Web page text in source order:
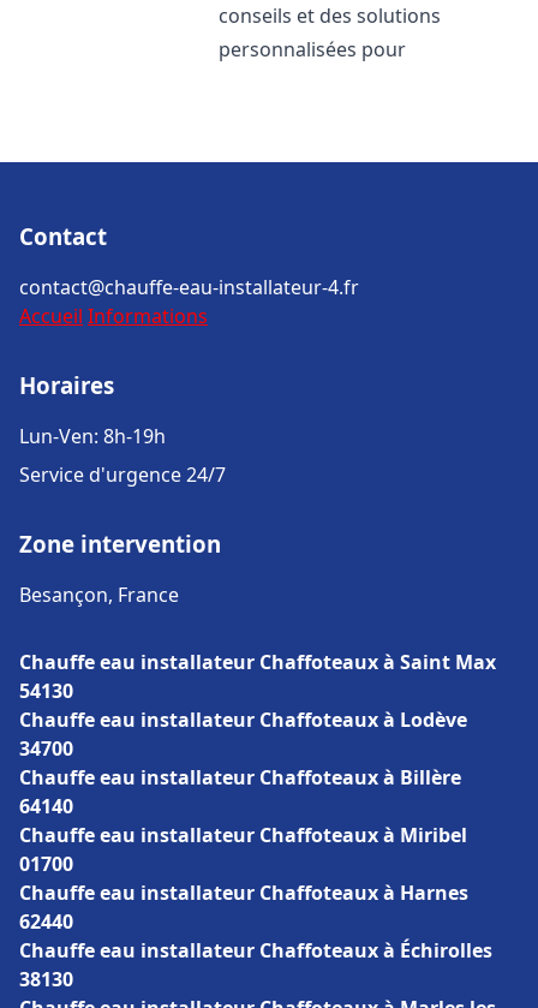
conseils et des solutions
personnalisées pour
Contact
contact@chauffe-eau-installateur-4.fr
Accueil Informations
Horaires
Lun-Ven: 8h-19h
Service d'urgence 24/7
Zone intervention
Besançon, France
Chauffe eau installateur Chaffoteaux à Saint Max
54130
Chauffe eau installateur Chaffoteaux à Lodève
34700
Chauffe eau installateur Chaffoteaux à Billère
64140
Chauffe eau installateur Chaffoteaux à Miribel
01700
Chauffe eau installateur Chaffoteaux à Harnes
62440
Chauffe eau installateur Chaffoteaux à Échirolles
38130